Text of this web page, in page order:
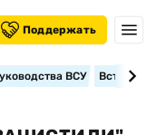
Поддержать
ВСУ